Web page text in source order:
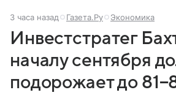
3 часа назад Газета.Ру Экономика
Инвестстратег
началу сентября
подорожает до